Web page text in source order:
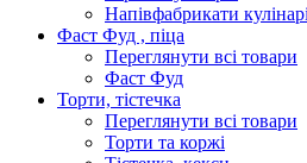
Напівфабрикати
Фаст Фуд , піца
Переглянути всі товари
Фаст Фуд
Торти, тістечка
Переглянути всі товари
Торти та коржі